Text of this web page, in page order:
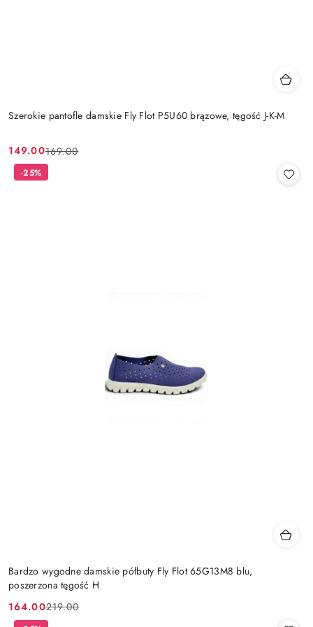
Szerokie pantofle damskie Fly Flot P5U60 brązowe, tęgość J-K-M
Cena
promocyjna:
149.00
Cena
przed
169.00
Bardzo wygodne damskie półbuty Fly Flot 65G13M8 blu,
poszerzona tęgość H
Cena
164.00
Cena
219.00
-25%